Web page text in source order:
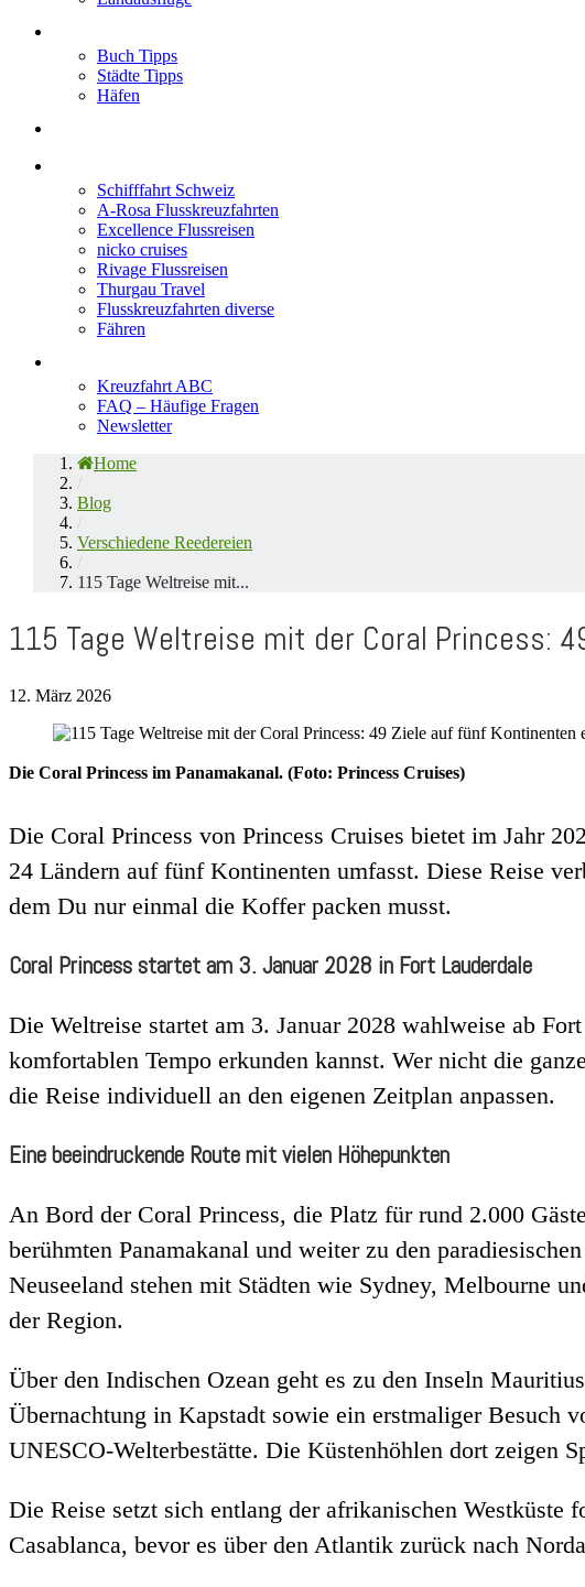
Buch Tipps
Städte Tipps
Häfen
Schifffahrt Schweiz
A-Rosa Flusskreuzfahrten
Excellence Flussreisen
nicko cruises
Rivage Flussreisen
Thurgau Travel
Flusskreuzfahrten diverse
Fähren
Kreuzfahrt ABC
FAQ – Häufige Fragen
Newsletter
Home
/
Blog
/
Verschiedene Reedereien
/
115 Tage Weltreise mit...
115 Tage Weltreise mit der Coral Princess:
12. März 2026
Die Coral Princess im Panamakanal. (Foto: Princess Cruises)
Die Coral Princess von Princess Cruises bietet im Jahr
24 Ländern auf fünf Kontinenten umfasst. Diese Reise
dem Du nur einmal die Koffer packen musst.
Coral Princess startet am 3. Januar 2028 in Fort Lauderdale
Die Weltreise startet am 3. Januar 2028 wahlweise ab
komfortablen Tempo erkunden kannst. Wer nicht die
die Reise individuell an den eigenen Zeitplan anpassen.
Eine beeindruckende Route mit vielen Höhepunkten
An Bord der Coral Princess, die Platz für rund 2.000
berühmten Panamakanal und weiter zu den
Neuseeland stehen mit Städten wie Sydney, Melbourne
der Region.
Über den Indischen Ozean geht es zu den Inseln
Übernachtung in Kapstadt sowie ein erstmaliger Besuch
UNESCO-Welterbestätte. Die Küstenhöhlen dort zeigen
Die Reise setzt sich entlang der afrikanischen
Casablanca, bevor es über den Atlantik zurück nach